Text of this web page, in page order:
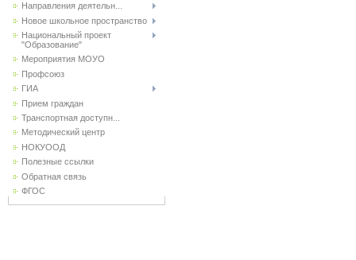
Направления деятельн...
Новое школьное пространство
Национальный проект
"Образование"
Мероприятия МОУО
Профсоюз
ГИА
Прием граждан
Транспортная доступн...
Методический центр
НОКУООД
Полезные ссылки
Обратная связь
ФГОС